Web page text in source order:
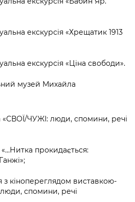
екскурсія «Хрещатик 1913
екскурсія «Ціна свободи».
музей Михайла
«СВОЇ/ЧУЖІ: люди, спомини, речі
прокидається:
з кінопереглядом виставкою-
спомини, речі